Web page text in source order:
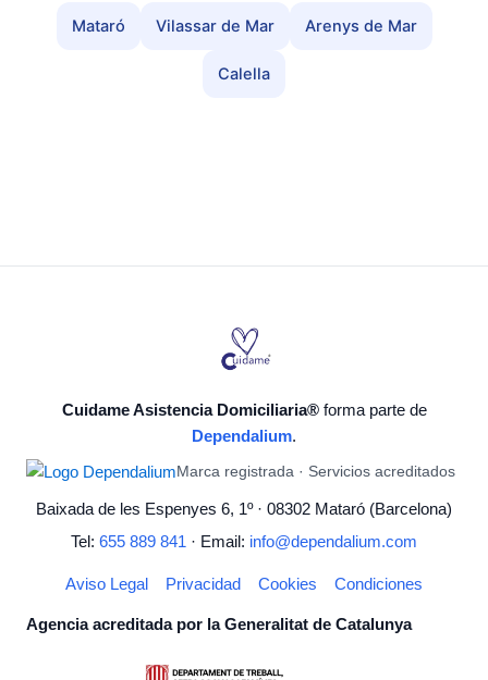
Mataró Vilassar de Mar Arenys de Mar
Calella
Cuidame Asistencia Domiciliaria®forma parte de
Dependalium.
Marca registrada · Servicios acreditados
Baixada de les Espenyes 6, 1º · 08302 Mataró (Barcelona)
Tel: 655 889 841 · Email: info@dependalium.com
Aviso Legal Privacidad Cookies Condiciones
Agencia acreditada por la Generalitat de Catalunya